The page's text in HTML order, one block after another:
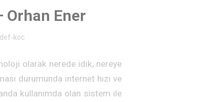
Orhan Ener
koc
olarak nerede idik, nereye
durumunda internet hızı ve
kullanımda olan sistem ile